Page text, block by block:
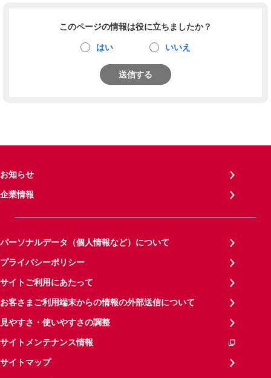
このページの情報は役に立ちましたか？
はい いいえ
送信する
お知らせ
企業情報
パーソナルデータ（個人情報など）について
プライバシーポリシー
サイトご利用にあたって
お客さまご利用端末からの情報の外部送信について
見やすさ・使いやすさの調整
サイトメンテナンス情報
サイトマップ